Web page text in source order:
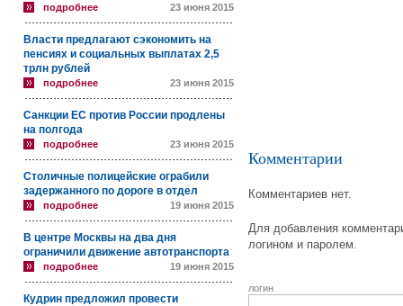
подробнее 23 июня 2015
Власти предлагают сэкономить на
пенсиях и социальных выплатах 2,5
трлн рублей
подробнее 23 июня 2015
Санкции ЕС против России продлены
на полгода
подробнее 23 июня 2015
Столичные полицейские ограбили
задержанного по дороге в отдел
подробнее 19 июня 2015
В центре Москвы на два дня
ограничили движение автотранспорта
подробнее 19 июня 2015
Кудрин предложил провести
Комментарии
Комментариев нет.
Для добавления
логином и паролем.
логин